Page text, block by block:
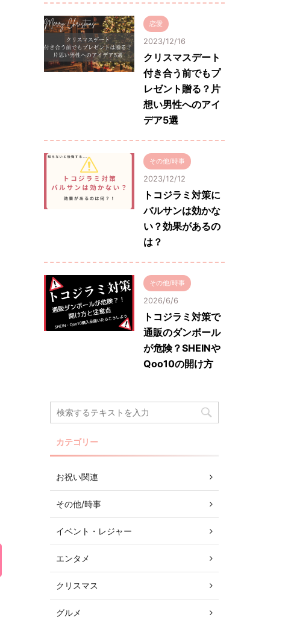
恋愛
2023/12/16
クリスマスデート
付き合う前でもプ
レゼント贈る？片
想い男性へのアイ
デア5選
その他/時事
2023/12/12
トコジラミ対策に
バルサンは効かな
い？効果があるの
は？
その他/時事
2026/6/6
トコジラミ対策で
通販のダンボール
が危険？SHEINや
Qoo10の開け方
カテゴリー
お祝い関連
その他/時事
イベント・レジャー
エンタメ
クリスマス
グルメ